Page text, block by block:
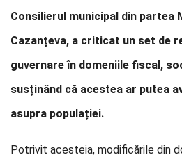
Consilierul municipal din partea
Cazanțeva, a criticat un set de
guvernare în domeniile fiscal,
susținând că acestea ar putea
asupra populației.
Potrivit acesteia, modificările din